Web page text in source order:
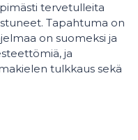
tervetulleita
Tapahtuma on
on suomeksi ja
ja
tulkkaus sekä